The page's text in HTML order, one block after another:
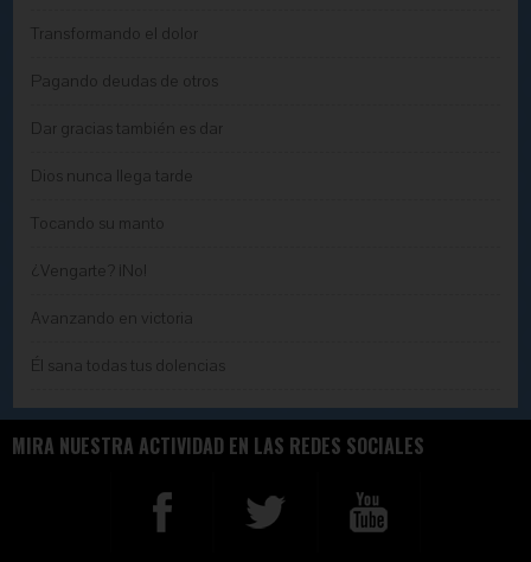
Transformando el dolor
Pagando deudas de otros
Dar gracias también es dar
Dios nunca llega tarde
Tocando su manto
¿Vengarte? ¡No!
Avanzando en victoria
Él sana todas tus dolencias
MIRA NUESTRA ACTIVIDAD EN LAS REDES SOCIALES